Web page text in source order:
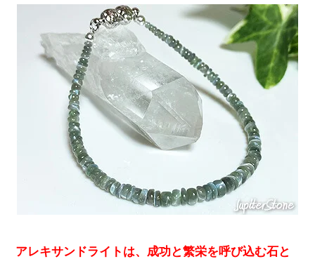
アレキサンドライトは、成功と繁栄を呼び込む石と